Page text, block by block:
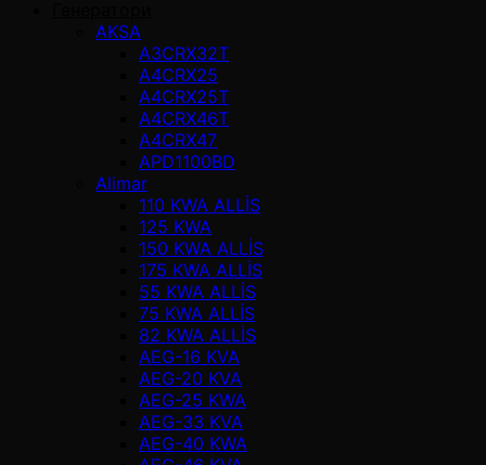
AKSA
A3CRX32T
A4CRX25
A4CRX25T
A4CRX46T
A4CRX47
APD1100BD
Alimar
110 KWA ALLİS
125 KWA
150 KWA ALLİS
175 KWA ALLİS
55 KWA ALLİS
75 KWA ALLİS
82 KWA ALLİS
AEG-16 KVA
AEG-20 KVA
AEG-25 KWA
AEG-33 KVA
AEG-40 KWA